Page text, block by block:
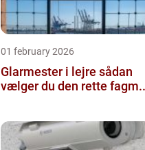
01 february 2026
Glarmester i lejre sådan
vælger du den rette